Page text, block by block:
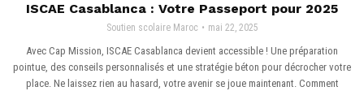
ISCAE Casablanca : Votre Passeport pour 2025
Soutien scolaire Maroc mai 22, 2025
Avec Cap Mission, ISCAE Casablanca devient accessible ! Une préparation
pointue, des conseils personnalisés et une stratégie béton pour décrocher votre
place. Ne laissez rien au hasard, votre avenir se joue maintenant. Comment